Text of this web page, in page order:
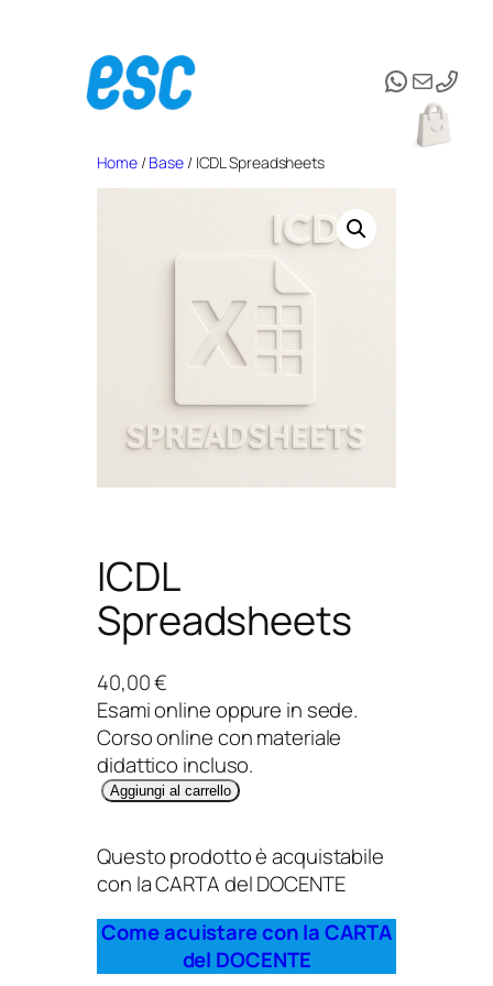
contenuto
Email
Home/Base/ ICDL Spreadsheets
ICDL
Spreadsheets
40,00€
Esami online oppure in sede.
Corso online con materiale
didattico incluso.
D
L
S
p
Aggiungi al carrello
Questo prodotto è acquistabile
con la CARTA del DOCENTE
Come acuistare con la CARTA
del DOCENTE